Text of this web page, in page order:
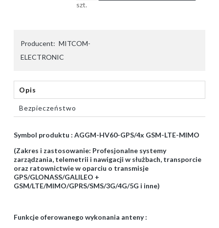
szt.
Producent: MITCOM-
ELECTRONIC
Opis
Bezpieczeństwo
Symbol produktu : AGGM-HV60-GPS/4x GSM-LTE-MIMO
(Zakres i zastosowanie: Profesjonalne systemy
zarządzania, telemetrii i nawigacji w służbach, transporcie
oraz ratownictwie w oparciu o transmisje
GPS/GLONASS/GALILEO +
GSM/LTE/MIMO/GPRS/SMS/3G/4G/5G i inne)
Funkcje oferowanego wykonania anteny :